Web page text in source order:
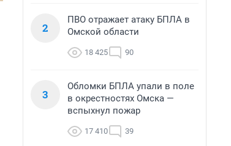
2
ПВО отражает атаку БПЛА в
Омской области
18 425 90
3
Обломки БПЛА упали в поле
в окрестностях Омска —
вспыхнул пожар
17 410 39